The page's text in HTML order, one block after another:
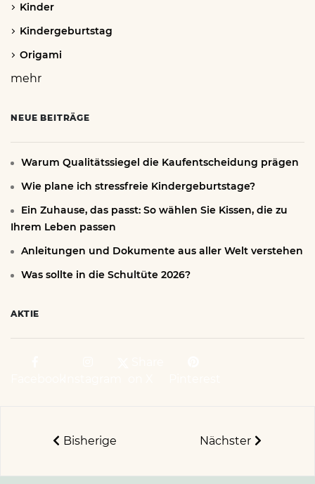
Kinder
Kindergeburtstag
Origami
mehr
NEUE BEITRÄGE
Warum Qualitätssiegel die Kaufentscheidung prägen
Wie plane ich stressfreie Kindergeburtstage?
Ein Zuhause, das passt: So wählen Sie Kissen, die zu
Ihrem Leben passen
Anleitungen und Dokumente aus aller Welt verstehen
Was sollte in die Schultüte 2026?
AKTIE
Bisherige Nächster